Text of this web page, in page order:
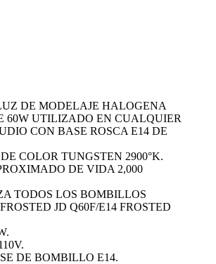
DE MODELAJE HALOGENA
60W UTILIZADO EN CUALQUIER
CON BASE ROSCA E14 DE
COLOR TUNGSTEN 2900°K.
DE VIDA 2,000
TODOS LOS BOMBILLOS
JD Q60F/E14 FROSTED
DE BOMBILLO E14.